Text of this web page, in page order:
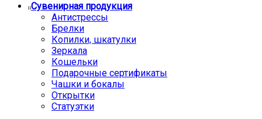
Сувенирная продукция
Антистрессы
Брелки
Копилки, шкатулки
Зеркала
Кошельки
Подарочные сертификаты
Чашки и бокалы
Открытки
Статуэтки